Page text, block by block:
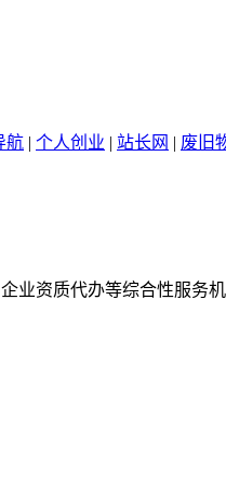
航 | 个人创业 | 站长网 | 废旧
业资质代办等综合性服务